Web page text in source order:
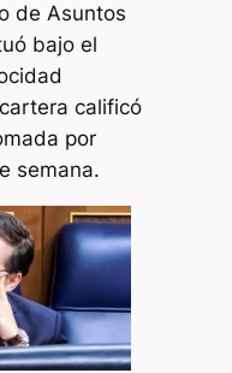
de Asuntos
bajo el
calificó
por
semana.